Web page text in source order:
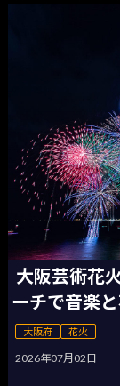
大阪芸術花
ーチで音楽
大阪府 花火
2026年07月02日